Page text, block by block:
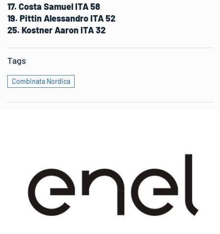
17. Costa Samuel ITA 58
19. Pittin Alessandro ITA 52
25. Kostner Aaron ITA 32
Tags
Combinata Nordica